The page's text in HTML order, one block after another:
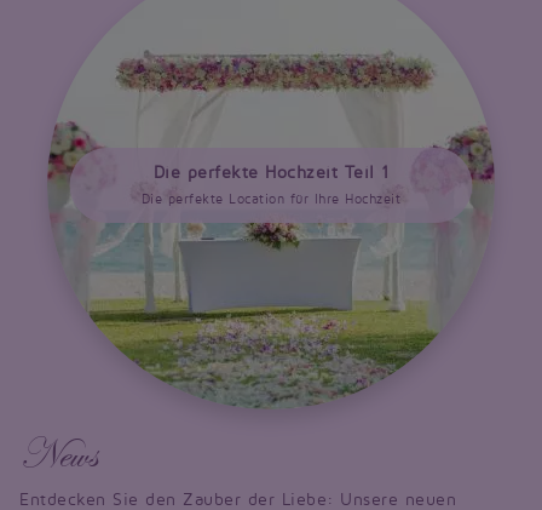
Die perfekte Hochzeit Teil 1
Die perfekte Location für Ihre Hochzeit
News
Entdecken Sie den Zauber der Liebe: Unsere neuen